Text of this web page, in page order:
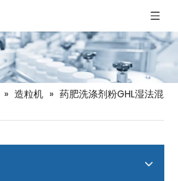
» 造粒机 » 药肥洗涤剂粉GHL湿法混